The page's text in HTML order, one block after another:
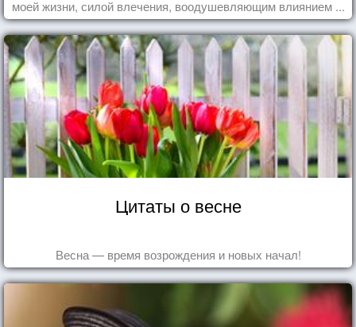
моей жизни, силой влечения, воодушевляющим влиянием ...
Цитаты о весне
Весна — время возрождения и новых начал!